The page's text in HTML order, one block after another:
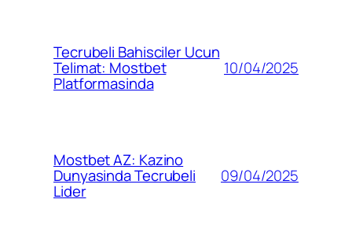
Tecrubeli Bahisciler Ucun
Telimat: Mostbet
Platformasinda
10/04/2025
Mostbet AZ: Kazino
Dunyasinda Tecrubeli
Lider
09/04/2025